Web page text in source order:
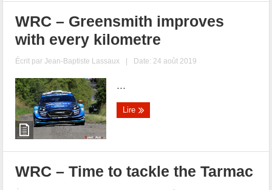
WRC – Greensmith improves
with every kilometre
Écrit parJean-Baptiste Lassaux | Date: 24 août 2019
...
Lire
WRC – Time to tackle the Tarmac